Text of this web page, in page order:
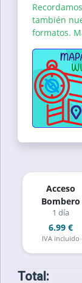
también
formatos.
Acceso
Bombero
1 día
6.99 €
IVA incluido
Total: